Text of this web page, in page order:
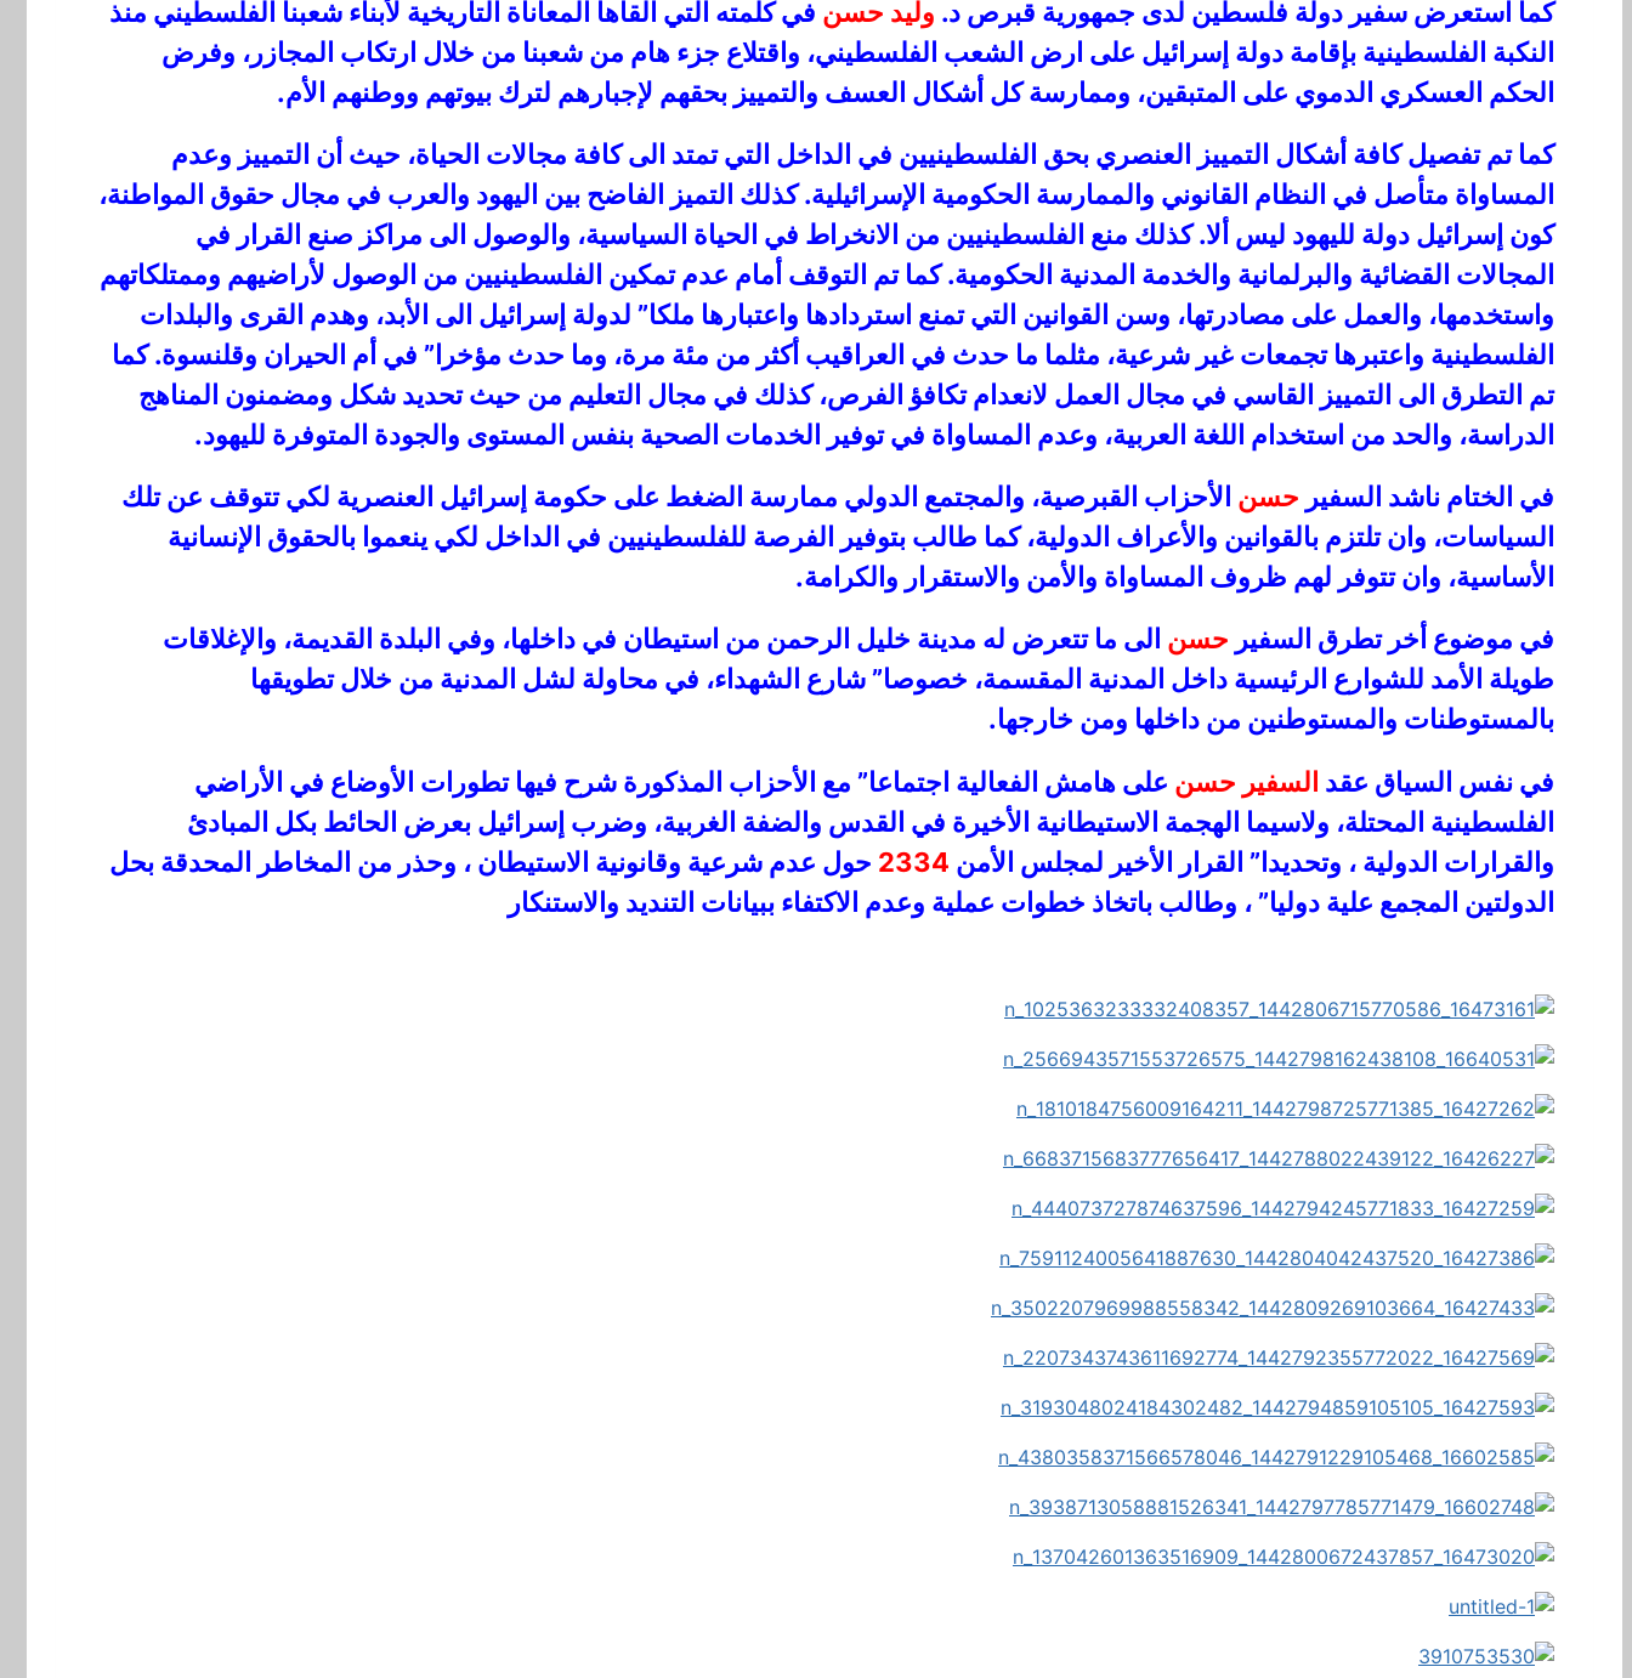
كما استعرض سفير دولة فلسطين لدى جمهورية قبرص د. وليد حسن في كلمته التي القاها المعاناة التاريخية لأبناء شعبنا الفلسطيني منذ
النكبة الفلسطينية بإقامة دولة إسرائيل على ارض الشعب الفلسطيني، واقتلاع جزء هام من شعبنا من خلال ارتكاب المجازر، وفرض
الحكم العسكري الدموي على المتبقين، وممارسة كل أشكال العسف والتمييز بحقهم لإجبارهم لترك بيوتهم ووطنهم الأم.
كما تم تفصيل كافة أشكال التمييز العنصري بحق الفلسطينيين في الداخل التي تمتد الى كافة مجالات الحياة، حيث أن التمييز وعدم
المساواة متأصل في النظام القانوني والممارسة الحكومية الإسرائيلية. كذلك التميز الفاضح بين اليهود والعرب في مجال حقوق المواطنة،
كون إسرائيل دولة لليهود ليس ألا. كذلك منع الفلسطينيين من الانخراط في الحياة السياسية، والوصول الى مراكز صنع القرار في
المجالات القضائية والبرلمانية والخدمة المدنية الحكومية. كما تم التوقف أمام عدم تمكين الفلسطينيين من الوصول لأراضيهم وممتلكاتهم
واستخدمها، والعمل على مصادرتها، وسن القوانين التي تمنع استردادها واعتبارها ملكا” لدولة إسرائيل الى الأبد، وهدم القرى والبلدات
الفلسطينية واعتبرها تجمعات غير شرعية، مثلما ما حدث في العراقيب أكثر من مئة مرة، وما حدث مؤخرا” في أم الحيران وقلنسوة. كما
تم التطرق الى التمييز القاسي في مجال العمل لانعدام تكافؤ الفرص، كذلك في مجال التعليم من حيث تحديد شكل ومضمنون المناهج
الدراسة، والحد من استخدام اللغة العربية، وعدم المساواة في توفير الخدمات الصحية بنفس المستوى والجودة المتوفرة لليهود.
في الختام ناشد السفير حسن الأحزاب القبرصية، والمجتمع الدولي ممارسة الضغط على حكومة إسرائيل العنصرية لكي تتوقف عن تلك
السياسات، وان تلتزم بالقوانين والأعراف الدولية، كما طالب بتوفير الفرصة للفلسطينيين في الداخل لكي ينعموا بالحقوق الإنسانية
الأساسية، وان تتوفر لهم ظروف المساواة والأمن والاستقرار والكرامة.
في موضوع أخر تطرق السفير حسن الى ما تتعرض له مدينة خليل الرحمن من استيطان في داخلها، وفي البلدة القديمة، والإغلاقات
طويلة الأمد للشوارع الرئيسية داخل المدنية المقسمة، خصوصا” شارع الشهداء، في محاولة لشل المدنية من خلال تطويقها
بالمستوطنات والمستوطنين من داخلها ومن خارجها.
في نفس السياق عقد السفير حسن على هامش الفعالية اجتماعا” مع الأحزاب المذكورة شرح فيها تطورات الأوضاع في الأراضي
الفلسطينية المحتلة، ولاسيما الهجمة الاستيطانية الأخيرة في القدس والضفة الغربية، وضرب إسرائيل بعرض الحائط بكل المبادئ
والقرارات الدولية ، وتحديدا” القرار الأخير لمجلس الأمن 2334 حول عدم شرعية وقانونية الاستيطان ، وحذر من المخاطر المحدقة بحل
الدولتين المجمع علية دوليا” ، وطالب باتخاذ خطوات عملية وعدم الاكتفاء ببيانات التنديد والاستنكار